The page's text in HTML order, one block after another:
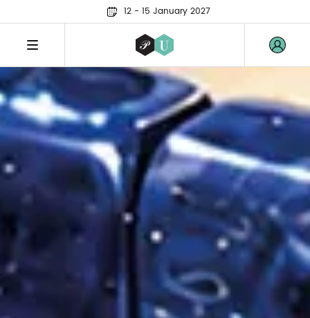
12 - 15 January 2027